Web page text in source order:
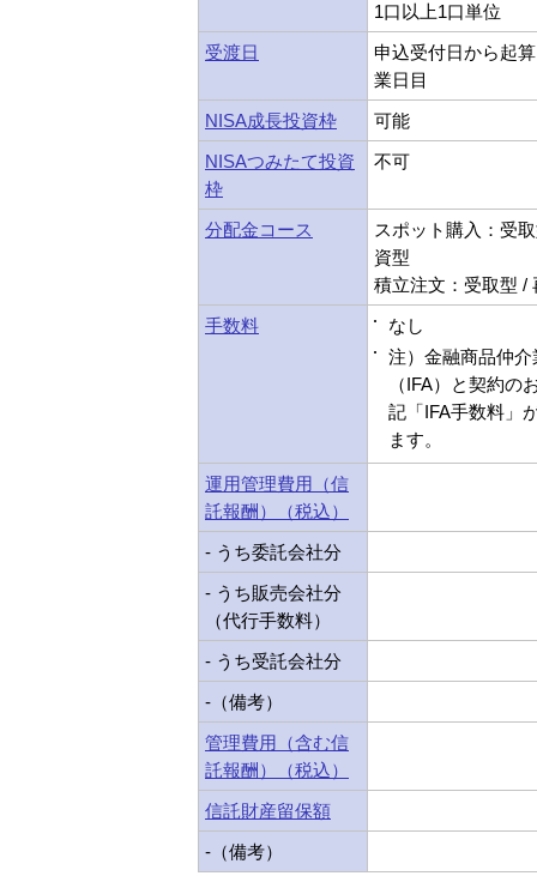
1口以上1口単位
受渡日
申込受付日から起
業日目
NISA成長投資枠
可能
NISAつみたて投資
枠
不可
分配金コース
スポット購入：受
資型
積立注文：受取型 /
手数料
なし
注）金融商品仲介
（IFA）と契約の
記「IFA手数料」
ます。
運用管理費用（信
託報酬）（税込）
- うち委託会社分
- うち販売会社分
（代行手数料）
- うち受託会社分
-（備考）
管理費用（含む信
託報酬）（税込）
信託財産留保額
-（備考）